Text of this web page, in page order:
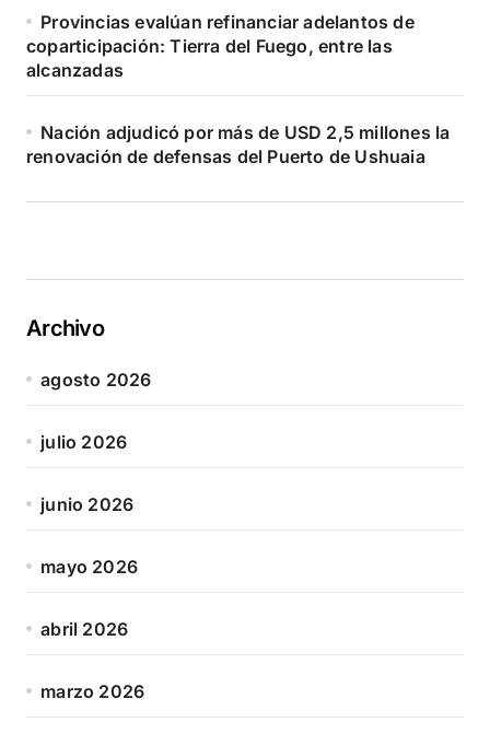
Provincias evalúan refinanciar adelantos de
coparticipación: Tierra del Fuego, entre las
alcanzadas
Nación adjudicó por más de USD 2,5 millones la
renovación de defensas del Puerto de Ushuaia
Archivo
agosto 2026
julio 2026
junio 2026
mayo 2026
abril 2026
marzo 2026